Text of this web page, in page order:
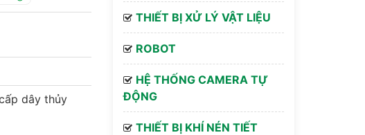
dây thủy
THIẾT BỊ XỬ LÝ VẬT LIỆU
ROBOT
HỆ THỐNG CAMERA TỰ
ĐỘNG
THIẾT BỊ KHÍ NÉN TIẾT